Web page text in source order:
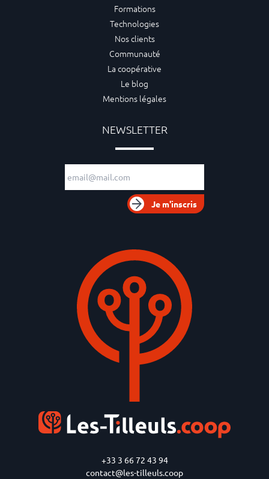
+33 3 66 72 43 94
contact@les-tilleuls.coop
Formations
Technologies
Nos clients
Communauté
La coopérative
Le blog
Mentions légales
NEWSLETTER
Adresse e-mail
Je m'inscris